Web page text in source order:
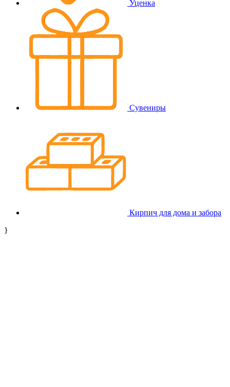
Уценка
Сувениры
Кирпич для дома и забора
}